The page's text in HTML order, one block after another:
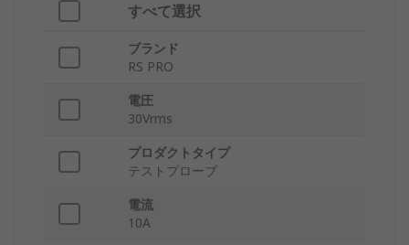
すべて選択
ブランド
RS PRO
電圧
30Vrms
プロダクトタイプ
テストプローブ
電流
10A